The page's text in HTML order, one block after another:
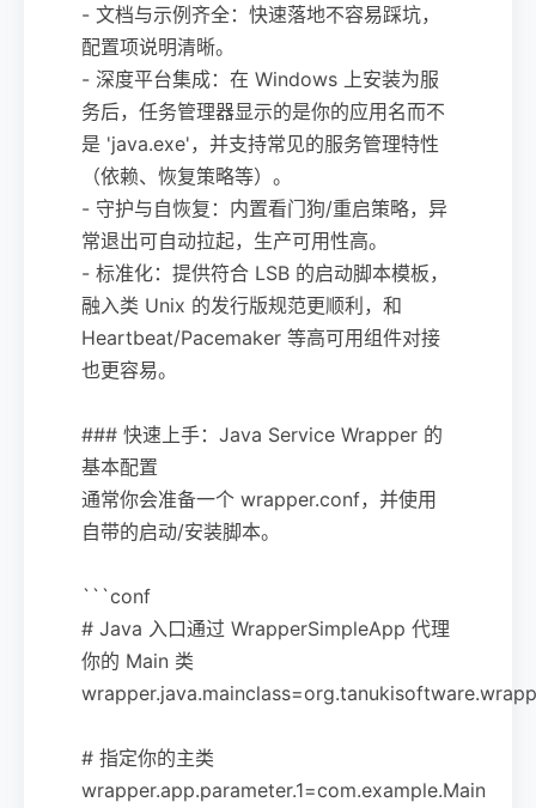
- 文档与示例齐全：快速落地不容易踩坑，
配置项说明清晰。
- 深度平台集成：在 Windows 上安装为服
务后，任务管理器显示的是你的应用名而不
是 'java.exe'，并支持常见的服务管理特性
（依赖、恢复策略等）。
- 守护与自恢复：内置看门狗/重启策略，异
常退出可自动拉起，生产可用性高。
- 标准化：提供符合 LSB 的启动脚本模板，
融入类 Unix 的发行版规范更顺利，和
Heartbeat/Pacemaker 等高可用组件对接
也更容易。
### 快速上手：Java Service Wrapper 的
基本配置
通常你会准备一个 wrapper.conf，并使用
自带的启动/安装脚本。
```conf
# Java 入口通过 WrapperSimpleApp 代理
你的 Main 类
# 指定你的主类
wrapper.app.parameter.1=com.example.Main